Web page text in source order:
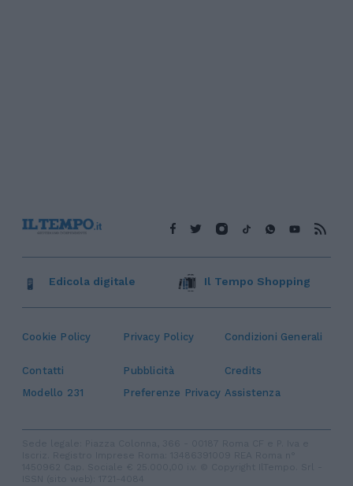
Cookie Policy Privacy Policy Condizioni Generali
Contatti Pubblicità
Credits
Modello 231
Preferenze Privacy Assistenza
Edicola digitale Il Tempo Shopping